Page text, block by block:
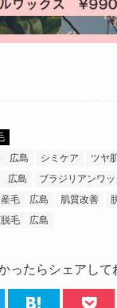
広島 シミケア
ツヤ
広島
ブラジリアンワッ
産毛 広島 肌質改善
脱毛 広島
ったらシェアして